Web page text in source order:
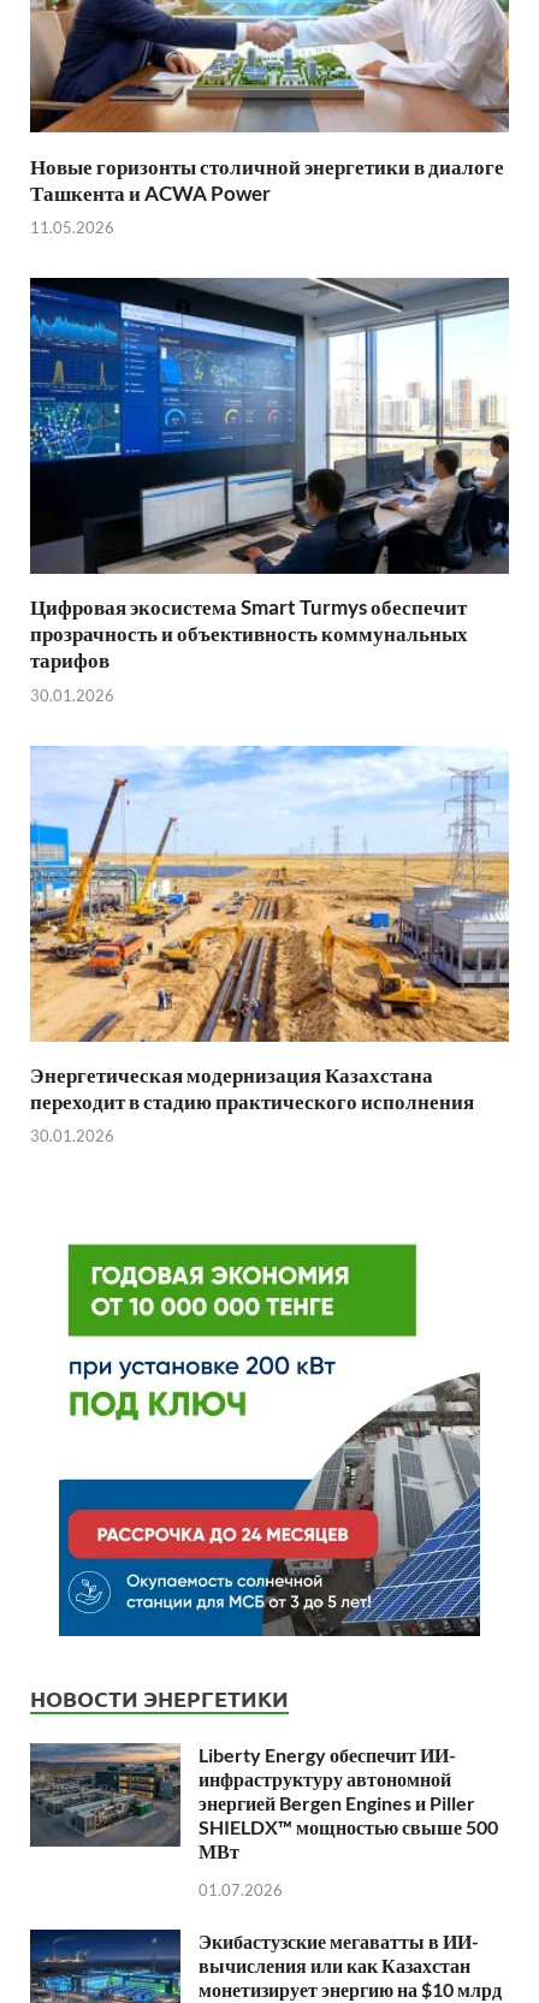
Новые горизонты столичной энергетики в диалоге
Ташкента и ACWA Power
11.05.2026
Цифровая экосистема Smart Turmys обеспечит
прозрачность и объективность коммунальных
тарифов
30.01.2026
Энергетическая модернизация Казахстана
переходит в стадию практического исполнения
30.01.2026
НОВОСТИ ЭНЕРГЕТИКИ
Liberty Energy обеспечит ИИ-
инфраструктуру автономной
энергией Bergen Engines и Piller
SHIELDX™ мощностью свыше 500
МВт
01.07.2026
Экибастузские мегаватты в ИИ-
вычисления или как Казахстан
монетизирует энергию на $10 млрд